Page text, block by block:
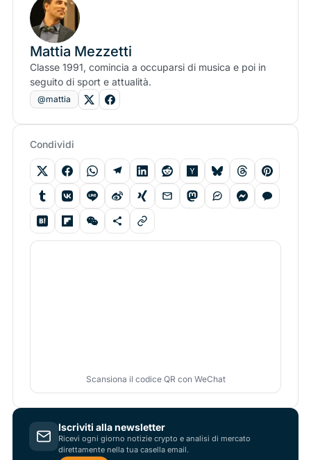
Mattia Mezzetti
Classe 1991, comincia a occuparsi di musica e poi in
seguito di sport e attualità.
@mattia
Condividi
Scansiona il codice QR con WeChat
Iscriviti alla newsletter
Ricevi ogni giorno notizie crypto e analisi di mercato
direttamente nella tua casella email.